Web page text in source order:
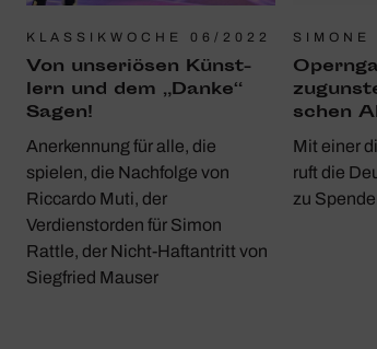
KLASSIKWOCHE 06/2022
Von unse­riösen Künst­
lern und dem „Danke“
Sagen!
Anerkennung für alle, die
spielen, die Nachfolge von
Riccardo Muti, der
Verdienstorden für Simon
Rattle, der Nicht-Haftantritt von
Siegfried Mauser
SIMONE
schen
Mit einer
ruft die
zu